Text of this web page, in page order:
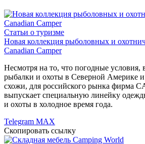
Статьи о туризме
Новая коллекция рыболовных и
Canadian Camper
Несмотря на то, что погодные
рыбалки и охоты в Северной Америке
схожи, для российского рынка фирма
выпускает специальную линейку
и охоты в холодное время года.
Telegram MAX
Скопировать ссылку